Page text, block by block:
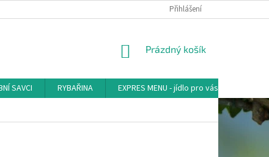
Přihlášení
NÁKUPNÍ
Prázdný košík
SAVCI RYBAŘINA EXPRES MENU - jídlo pro vás